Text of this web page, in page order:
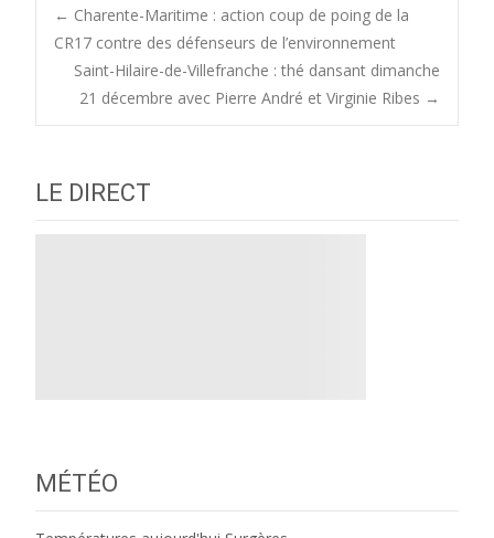
Post
navigation
← Charente-Maritime : action coup de poing de la
CR17 contre des défenseurs de l’environnement
Saint-Hilaire-de-Villefranche : thé dansant dimanche
21 décembre avec Pierre André et Virginie Ribes →
LE DIRECT
MÉTÉO